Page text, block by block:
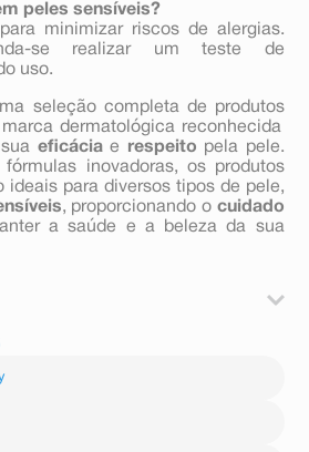
peles sensíveis?
minimizar riscos de alergias.
se realizar um teste de
uso.
seleção completa de produtos
dermatológica reconhecida
eficáciae respeito pela pele.
fórmulas inovadoras, os produtos
ideais para diversos tipos de pele,
, proporcionando o cuidado
a saúde e a beleza da sua
e colo.
Ultracover FPS 60 na rotina da